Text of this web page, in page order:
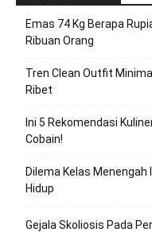
Emas 74 Kg Berapa
Ribuan Orang
Tren Clean Outfit
Ribet
Ini 5 Rekomendasi
Cobain!
Dilema Kelas Menengah
Hidup
Gejala Skoliosis Pada